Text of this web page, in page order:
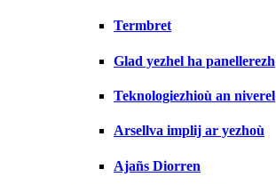
Termbret
Glad yezhel ha panellerezh
Teknologiezhioù an niverel
Arsellva implij ar yezhoù
Ajañs Diorren